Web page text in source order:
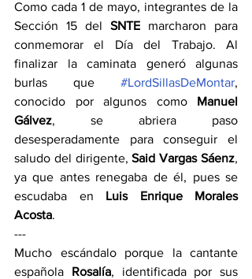
Como cada 1 de mayo, integrantes de la
Sección 15 del SNTE marcharon para
conmemorar el Día del Trabajo. Al
finalizar la caminata generó algunas
burlas que #LordSillasDeMontar,
conocido por algunos como Manuel
Gálvez, se abriera paso
desesperadamente para conseguir el
saludo del dirigente, Said Vargas Sáenz,
ya que antes renegaba de él, pues se
escudaba en Luis Enrique Morales
Acosta.
---
Mucho escándalo porque la cantante
española Rosalía, identificada por sus